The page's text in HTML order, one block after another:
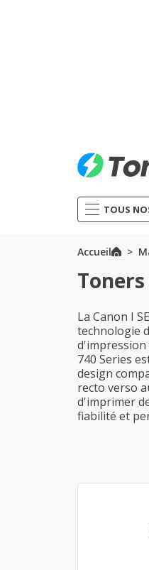
TOUS
Accueil
Toners
La Canon I
technologie
d'impression
740 Series
design
recto verso
d'imprimer
fiabilité et